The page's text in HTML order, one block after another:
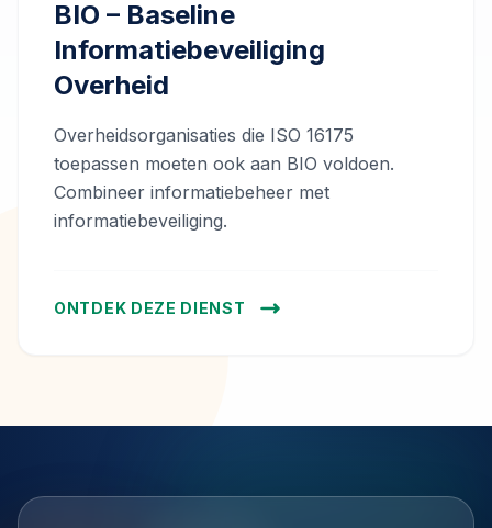
BIO – Baseline
Informatiebeveiliging
Overheid
Overheidsorganisaties die ISO 16175
toepassen moeten ook aan BIO voldoen.
Combineer informatiebeheer met
informatiebeveiliging.
ONTDEK DEZE DIENST